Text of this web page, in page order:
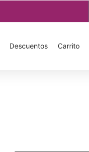
Descuentos Carrito